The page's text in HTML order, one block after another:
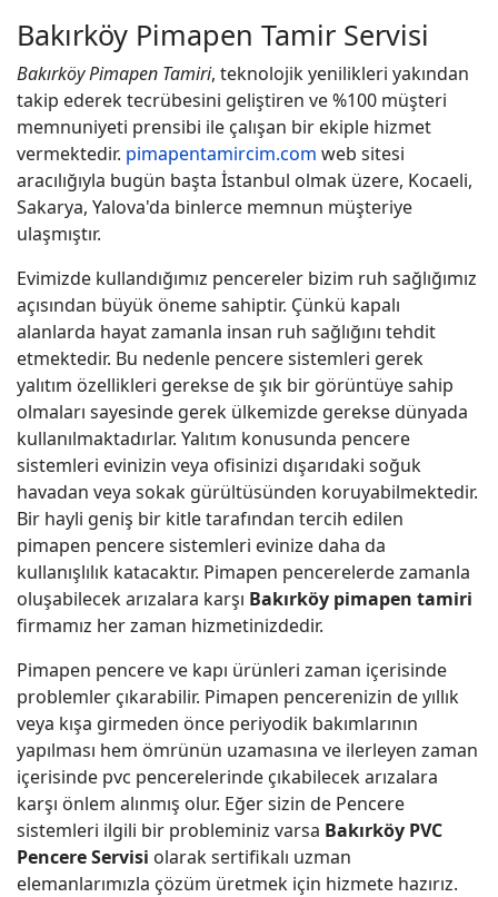
Bakırköy Pimapen Tamir Servisi
Bakırköy Pimapen Tamiri, teknolojik yenilikleri yakından
takip ederek tecrübesini geliştiren ve %100 müşteri
memnuniyeti prensibi ile çalışan bir ekiple hizmet
vermektedir. pimapentamircim.com web sitesi
aracılığıyla bugün başta İstanbul olmak üzere, Kocaeli,
Sakarya, Yalova'da binlerce memnun müşteriye
ulaşmıştır.
Evimizde kullandığımız pencereler bizim ruh sağlığımız
açısından büyük öneme sahiptir. Çünkü kapalı
alanlarda hayat zamanla insan ruh sağlığını tehdit
etmektedir. Bu nedenle pencere sistemleri gerek
yalıtım özellikleri gerekse de şık bir görüntüye sahip
olmaları sayesinde gerek ülkemizde gerekse dünyada
kullanılmaktadırlar. Yalıtım konusunda pencere
sistemleri evinizin veya ofisinizi dışarıdaki soğuk
havadan veya sokak gürültüsünden koruyabilmektedir.
Bir hayli geniş bir kitle tarafından tercih edilen
pimapen pencere sistemleri evinize daha da
kullanışlılık katacaktır. Pimapen pencerelerde zamanla
oluşabilecek arızalara karşı Bakırköy pimapen tamiri
firmamız her zaman hizmetinizdedir.
Pimapen pencere ve kapı ürünleri zaman içerisinde
problemler çıkarabilir. Pimapen pencerenizin de yıllık
veya kışa girmeden önce periyodik bakımlarının
yapılması hem ömrünün uzamasına ve ilerleyen zaman
içerisinde pvc pencerelerinde çıkabilecek arızalara
karşı önlem alınmış olur. Eğer sizin de Pencere
sistemleri ilgili bir probleminiz varsa Bakırköy PVC
Pencere Servisi olarak sertifikalı uzman
elemanlarımızla çözüm üretmek için hizmete hazırız.